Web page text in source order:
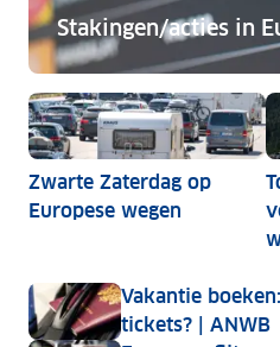
Zwarte Zaterdag op
Europese wegen
Stakingen/acties in
Vakantie
tickets? | ANWB